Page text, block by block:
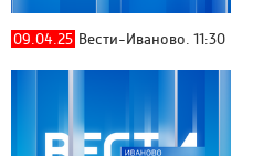
09.04.25 Вести-Иваново. 11:30